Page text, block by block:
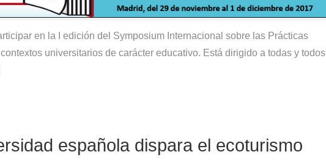
en la I edición del Symposium Internacional sobre las Prácticas
universitarios de carácter educativo. Está dirigido a todas y todos
española dispara el ecoturismo